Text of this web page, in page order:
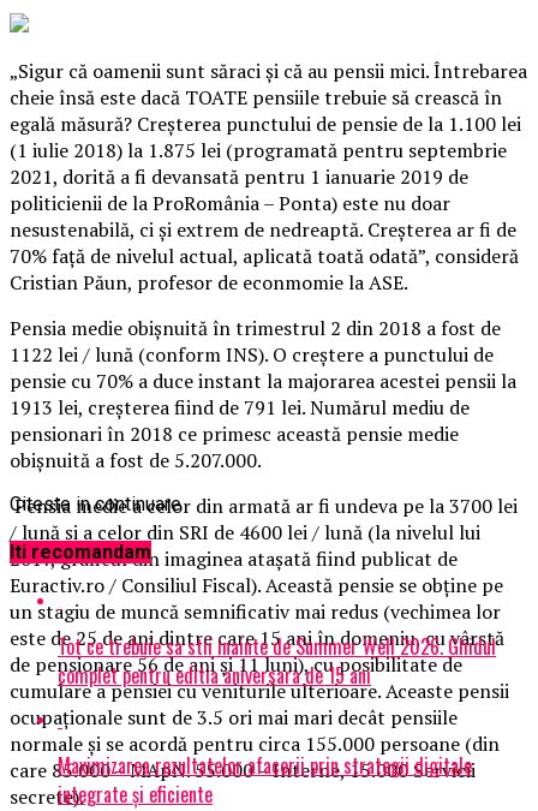
„Sigur că oamenii sunt săraci şi că au pensii mici. Întrebarea
cheie însă este dacă TOATE pensiile trebuie să crească în
egală măsură? Creşterea punctului de pensie de la 1.100 lei
(1 iulie 2018) la 1.875 lei (programată pentru septembrie
2021, dorită a fi devansată pentru 1 ianuarie 2019 de
politicienii de la ProRomânia – Ponta) este nu doar
nesustenabilă, ci şi extrem de nedreaptă. Creşterea ar fi de
70% faţă de nivelul actual, aplicată toată odată”, consideră
Cristian Păun, profesor de econmomie la ASE.
Pensia medie obişnuită în trimestrul 2 din 2018 a fost de
1122 lei / lună (conform INS). O creştere a punctului de
pensie cu 70% a duce instant la majorarea acestei pensii la
1913 lei, creşterea fiind de 791 lei. Numărul mediu de
pensionari în 2018 ce primesc această pensie medie
obişnuită a fost de 5.207.000.
Pensia medie a celor din armată ar fi undeva pe la 3700 lei
/ lună şi a celor din SRI de 4600 lei / lună (la nivelul lui
2017, graficul din imaginea ataşată fiind publicat de
Euractiv.ro / Consiliul Fiscal). Această pensie se obţine pe
un stagiu de muncă semnificativ mai redus (vechimea lor
este de 25 de ani dintre care 15 ani în domeniu, cu vârstă
de pensionare 56 de ani şi 11 luni), cu posibilitate de
cumulare a pensiei cu veniturile ulterioare. Aceaste pensii
ocupaţionale sunt de 3.5 ori mai mari decât pensiile
normale şi se acordă pentru circa 155.000 persoane (din
care 85.000 – MApN. 55.000 – Interne, 15.000 Servicii
secrete).
Citeste in continuare
Iti recomandam
Tot ce trebuie sa stii inainte de Summer Well 2026. Ghidul
complet pentru editia aniversara de 15 ani
Maximizarea rezultatelor afacerii prin strategii digitale
integrate și eficiente